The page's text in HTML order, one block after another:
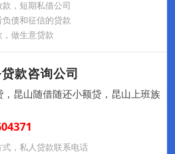
，短期私借公司
债和征信的贷款
做生意贷款
款咨询公司
，昆山随借随还小额贷，昆山上班族
，私人贷款联系电话